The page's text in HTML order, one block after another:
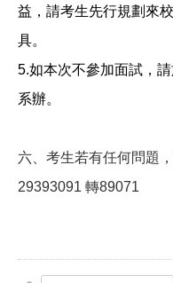
益，請考生先行規劃來
具。
5.如本次不參加面試，
系辦。
六、考生若有任何問題
29393091 轉89071